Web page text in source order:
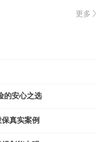
更多
的安心之选
真实案例